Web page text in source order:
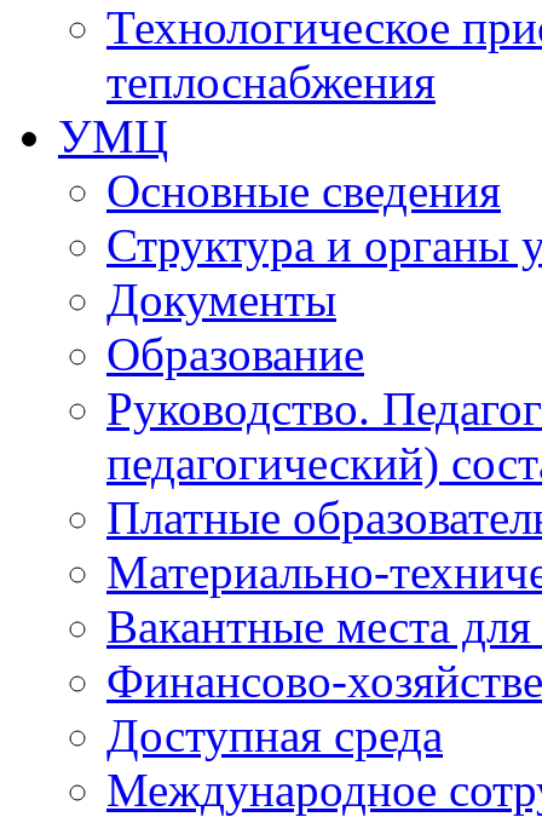
Технологическое
теплоснабжения
УМЦ
Основные сведения
Структура и органы
Документы
Образование
Руководство.
педагогический)
Платные
Материально-
Вакантные места
Финансово-
Доступная среда
Международное